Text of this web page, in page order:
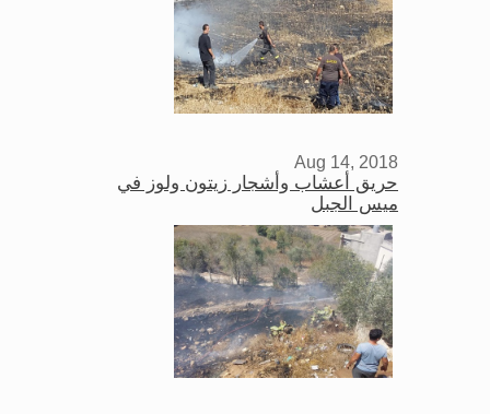
Aug 14, 2018
حريق أعشاب وأشجار زيتون ولوز في
ميس الجبل